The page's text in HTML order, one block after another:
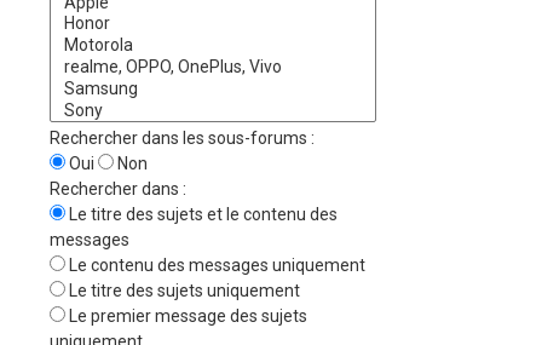
Rechercher dans les sous-forums :
Oui
Non
Rechercher dans :
Le titre des sujets et le contenu des
messages
Le contenu des messages uniquement
Le titre des sujets uniquement
Le premier message des sujets